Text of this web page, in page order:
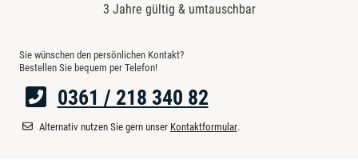
3 Jahre gültig & umtauschbar
Sie wünschen den persönlichen Kontakt?
Bestellen Sie bequem per Telefon!
0361 / 218 340 82
Alternativ nutzen Sie gern unser Kontaktformular.